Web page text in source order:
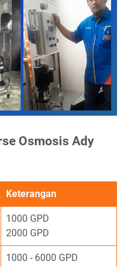
Osmosis Ady
Keterangan
1000 GPD
2000 GPD
1000 - 6000 GPD